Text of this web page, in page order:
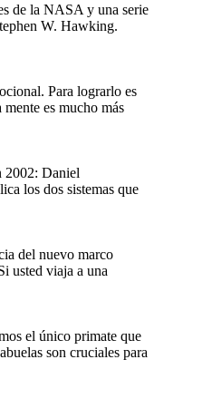
de la NASA y una serie
W. Hawking.
Para lograrlo es
es mucho más
2002: Daniel
los dos sistemas que
del nuevo marco
usted viaja a una
el único primate que
son cruciales para